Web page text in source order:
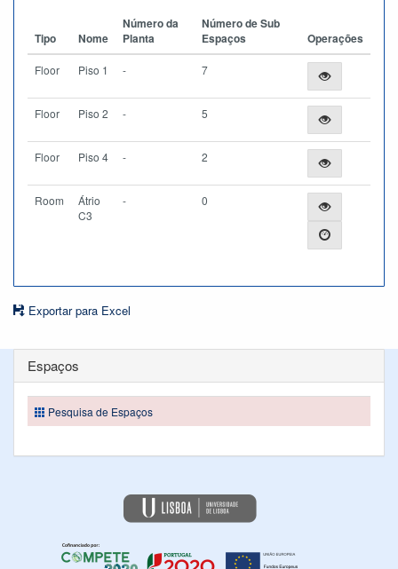
Tipo Nome
Número da
Planta
Número de Sub
Espaços
Operações
Floor Piso 1 - 7
Floor Piso 2 - 5
Floor Piso 4 - 2
Room
Átrio
C3
- 0
Exportar para Excel
Espaços
Pesquisa de Espaços